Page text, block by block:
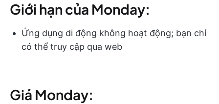
Giới hạn của Monday:
Ứng dụng di động không hoạt động; bạn chỉ
có thể truy cập qua web
Giá Monday: